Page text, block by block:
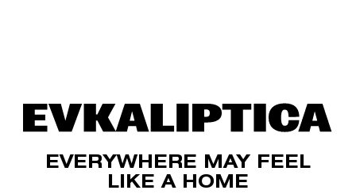
EVERYWHERE MAY FEEL
LIKE A HOME